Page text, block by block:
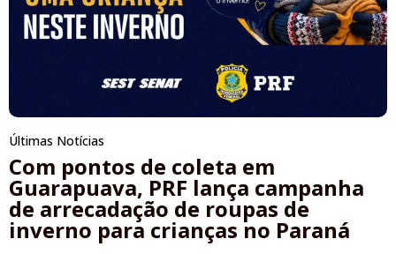
Últimas Notícias
Com pontos de coleta em
Guarapuava, PRF lança campanha
de arrecadação de roupas de
inverno para crianças no Paraná